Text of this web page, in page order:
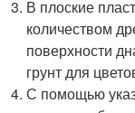
В плоские
количеством
поверхности
грунт для
С помощью